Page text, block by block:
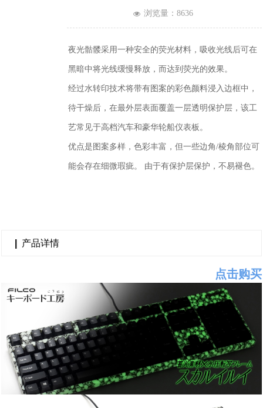
夜光骷髅采用一种安全的荧光材料，吸收光线后可在
黑暗中将光线缓慢释放，而达到荧光的效果。
经过水转印技术将带有图案的彩色颜料浸入边框中，
待干燥后，在最外层表面覆盖一层透明保护层，该工
艺常见于高档汽车和豪华轮船仪表板。
优点是图案多样，色彩丰富，但一些边角/棱角部位可
能会存在细微瑕疵。 由于有保护层保护，不易褪色。
点击购买
产品详情
넶 浏览量： 8636